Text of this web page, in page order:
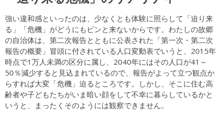
強い違和感といったのは、少なくとも体験に照らして「迫り来
る」「危機」がどうにもピンと来ないからです。わたしの故郷
の自治体は、第二次報告とともに公表された「第一次・第二次
報告の概要」冒頭に付されている人口変動表でいうと、2015年
時点で1万人未満の区分に属し、2040年にはその人口が41～
50％減少すると見込まれているので、報告がよって立つ観点か
らすれば大変「危機」迫るところです。しかし、そこに住む高
齢者や子どもたちがいま暗い顔をして不幸に暮らしているかと
いうと、まったくそのようには観察できません。